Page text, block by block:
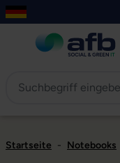
Hauptinhalt
Zur Navigation der
Startseite - Notebooks